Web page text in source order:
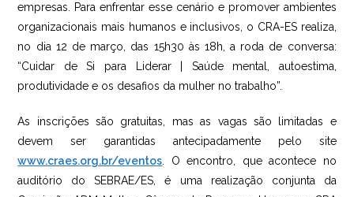
empresas. Para enfrentar esse cenário e promover ambientes
organizacionais mais humanos e inclusivos, o CRA-ES realiza,
no dia 12 de março, das 15h30 às 18h, a roda de conversa:
“Cuidar de Si para Liderar | Saúde mental, autoestima,
produtividade e os desafios da mulher no trabalho”.
As inscrições são gratuitas, mas as vagas são limitadas e
devem ser garantidas antecipadamente pelo site
www.craes.org.br/eventos. O encontro, que acontece no
auditório do SEBRAE/ES, é uma realização conjunta da